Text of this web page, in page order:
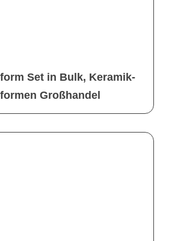
Set in Bulk, Keramik-
Großhandel